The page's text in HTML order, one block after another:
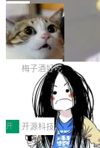
可控性和代码质量提出
安全与合规要求。对于
有云模型能够满足快速
但对于金融、能源、医
各业的Agent走向规模
渐丰富，用户关注的重
让AI用起来，还要进一
Token花在哪里、算力
续增长的AI成本该如何
正是围绕这些实际问题
理两个方面，让用户的
得住、用得稳、省得下
始，Token使用一目...
Bigtable 作者之一。
Gemini 的架构师。
ean 在 Google 工作了
不是一个人走。一同离
wat（Google 员工编号
年的编程搭档，
作者）、Quoc Le（
q2Seq 和 DocAI 的共
yals（Gemini 联合负责
局
🔥 SolonCode
字体可调、22 种语言
打开终端就能上岗的全
把「看得清、用母语、
齐。 SolonCode 是什
耳科技研发的企业级终
中文驱动的数字员工，
骤、编写代码。不挑模
装完即用。 开源地址：
梅子酒好吃
让“代码语义理解”深
价值潜能：华为云码
代码仓技术解析
一、代码仓深度理解技
程实践中，代码仓是企
体。企业级代码仓库通
开 开源科技